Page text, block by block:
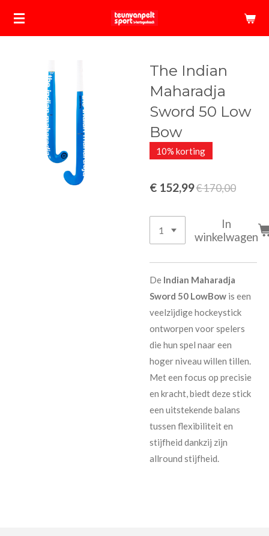
Ga
hoofdinhoud
The Indian
Maharadja
Sword 50 Low
Bow
10% korting
€ 152,99€ 170,00
In
winkelwagen
De Indian Maharadja
Sword 50 LowBow is een
veelzijdige hockeystick
ontworpen voor spelers
die hun spel naar een
hoger niveau willen tillen.
Met een focus op precisie
en kracht, biedt deze stick
een uitstekende balans
tussen flexibiliteit en
stijfheid dankzij zijn
allround stijfheid.